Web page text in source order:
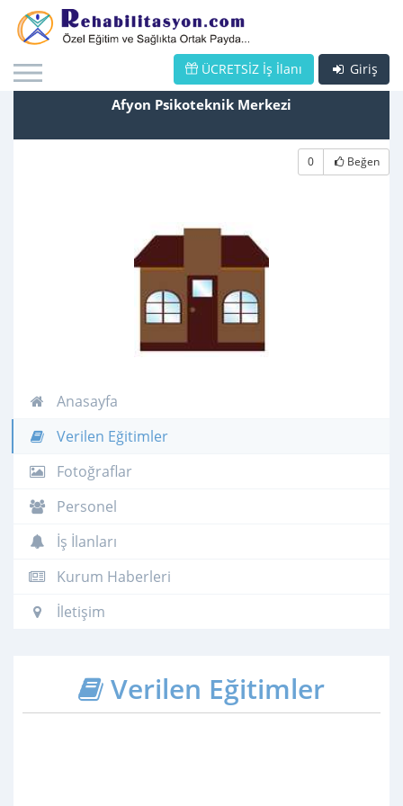
Giriş
ÜCRETSİZ İş İlanı
Afyon Psikoteknik Merkezi
0 Beğen
Anasayfa
Verilen Eğitimler
Fotoğraflar
Personel
İş İlanları
Kurum Haberleri
İletişim
Verilen Eğitimler